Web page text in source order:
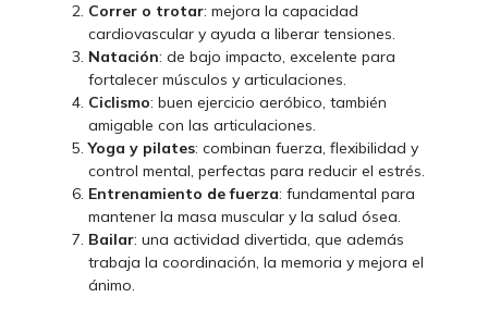
Correr o trotar: mejora la capacidad
cardiovascular y ayuda a liberar tensiones.
Natación: de bajo impacto, excelente para
fortalecer músculos y articulaciones.
Ciclismo: buen ejercicio aeróbico, también
amigable con las articulaciones.
Yoga y pilates: combinan fuerza, flexibilidad y
control mental, perfectas para reducir el estrés.
Entrenamiento de fuerza: fundamental para
mantener la masa muscular y la salud ósea.
Bailar: una actividad divertida, que además
trabaja la coordinación, la memoria y mejora el
ánimo.